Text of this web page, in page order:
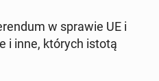
w sprawie UE i
i inne, których istotą